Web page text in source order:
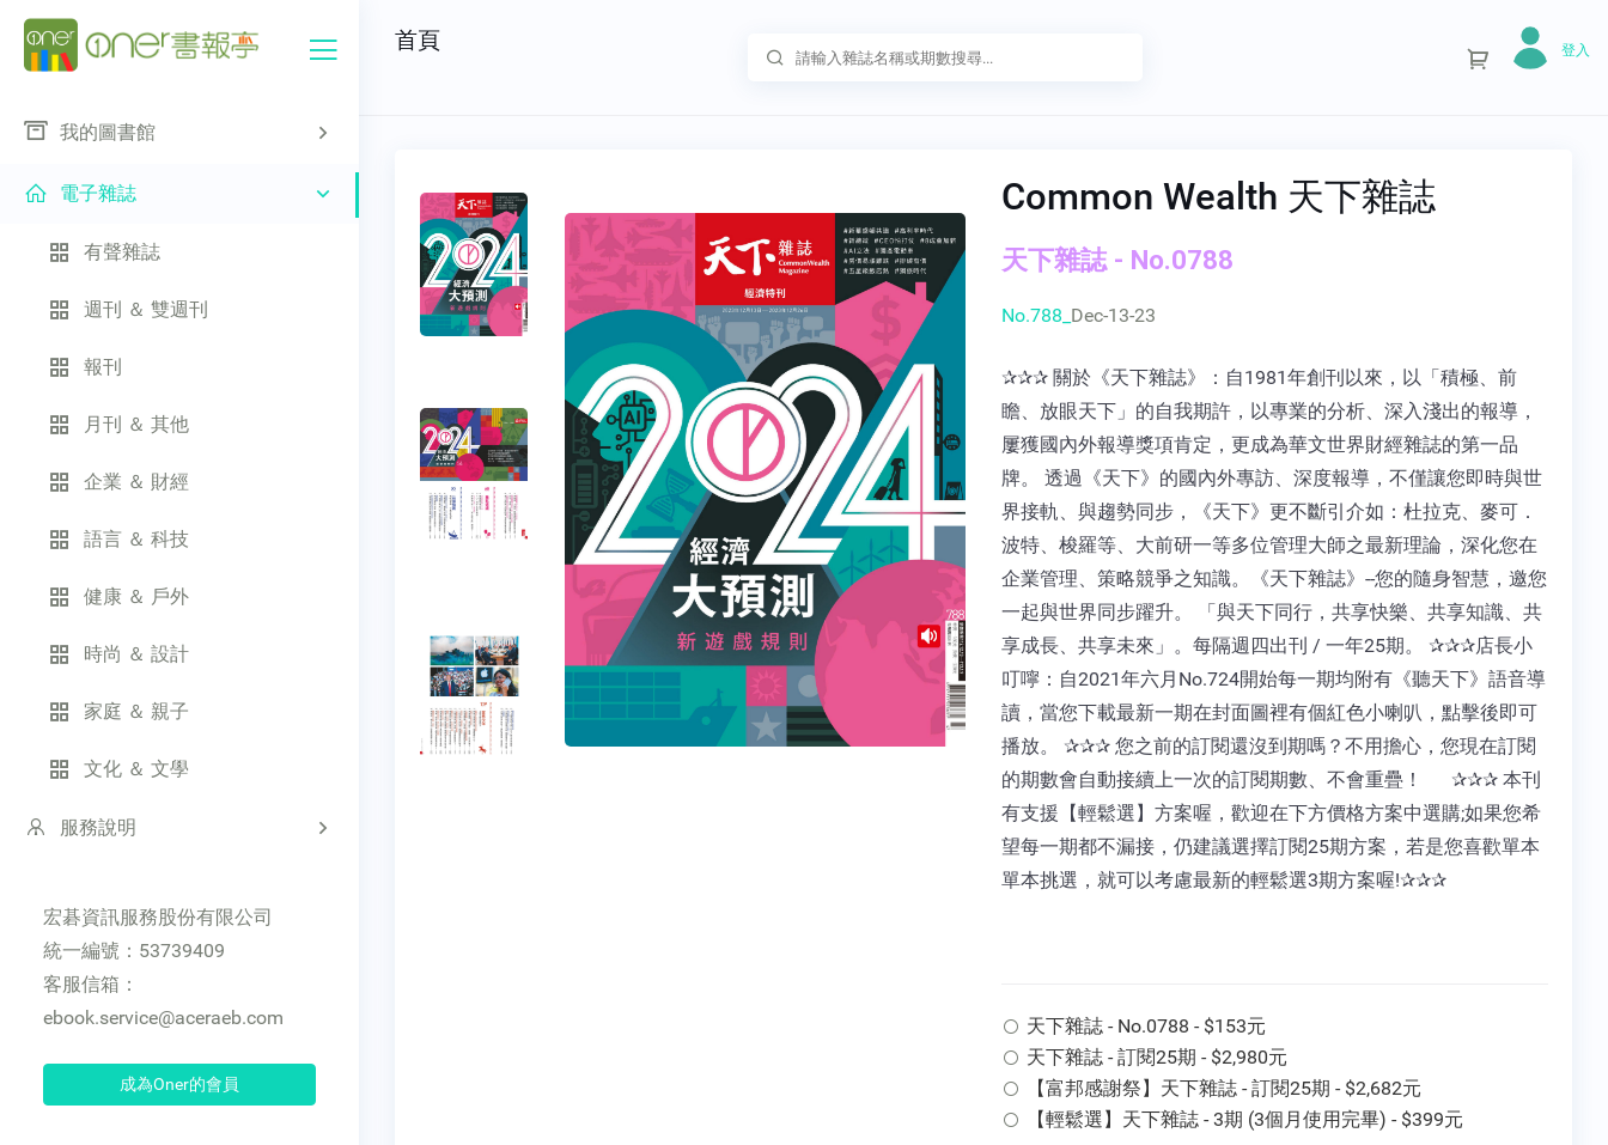
我的圖書館
電子雜誌
有聲雜誌
週刊 ＆ 雙週刊
報刊
月刊 ＆ 其他
企業 ＆ 財經
語言 ＆ 科技
健康 ＆ 戶外
時尚 ＆ 設計
家庭 ＆ 親子
文化 ＆ 文學
服務說明
宏碁資訊服務股份有限公司
統一編號：53739409
客服信箱：
ebook.service@aceraeb.com
成為Oner的會員
首頁 登入
Common Wealth 天下雜誌
天下雜誌 - No.0788
No.788_ Dec-13-23
✰✰✰ 關於《天下雜誌》：自1981年創刊以來，以「積極、前
瞻、放眼天下」的自我期許，以專業的分析、深入淺出的報導，
屢獲國內外報導獎項肯定，更成為華文世界財經雜誌的第一品
牌。 透過《天下》的國內外專訪、深度報導，不僅讓您即時與世
界接軌、與趨勢同步，《天下》更不斷引介如：杜拉克、麥可．
波特、梭羅等、大前研一等多位管理大師之最新理論，深化您在
企業管理、策略競爭之知識。《天下雜誌》--您的隨身智慧，邀您
一起與世界同步躍升。 「與天下同行，共享快樂、共享知識、共
享成長、共享未來」。每隔週四出刊 / 一年25期。 ✰✰✰店長小
叮嚀：自2021年六月No.724開始每一期均附有《聽天下》語音導
讀，當您下載最新一期在封面圖裡有個紅色小喇叭，點擊後即可
播放。 ✰✰✰ 您之前的訂閱還沒到期嗎？不用擔心，您現在訂閱
的期數會自動接續上一次的訂閱期數、不會重疊！ ✰✰✰ 本刊
有支援【輕鬆選】方案喔，歡迎在下方價格方案中選購;如果您希
望每一期都不漏接，仍建議選擇訂閱25期方案，若是您喜歡單本
單本挑選，就可以考慮最新的輕鬆選3期方案喔!✰✰✰
天下雜誌 - No.0788 - $153元
天下雜誌 - 訂閱25期 - $2,980元
【富邦感謝祭】天下雜誌 - 訂閱25期 - $2,682元
【輕鬆選】天下雜誌 - 3期 (3個月使用完畢) - $399元